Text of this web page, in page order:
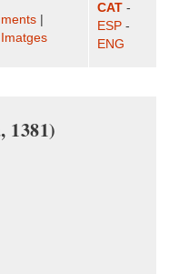
Imatges
CAT -
ESP -
ENG
1381)